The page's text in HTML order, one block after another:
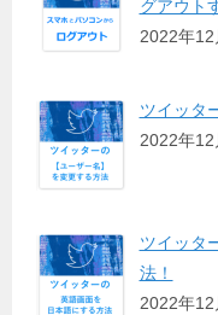
グアウト
2022年12
ツイッタ
2022年12
ツイッタ
法！
2022年12